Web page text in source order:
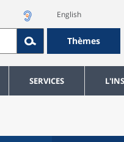
English
Thèmes
SERVICES